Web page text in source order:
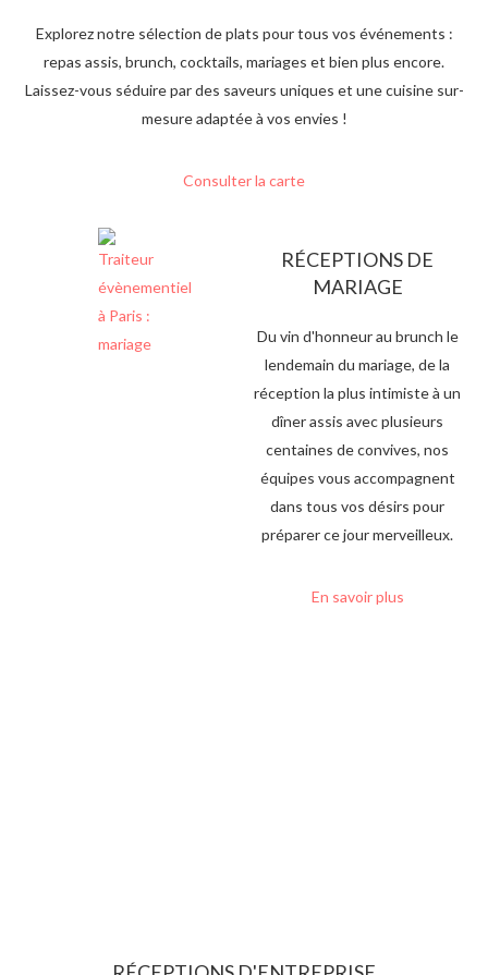
Explorez notre sélection de plats pour tous vos événements :
repas assis, brunch, cocktails, mariages et bien plus encore.
Laissez-vous séduire par des saveurs uniques et une cuisine sur-
mesure adaptée à vos envies !
Consulter la carte
RÉCEPTIONS DE
MARIAGE
Du vin d'honneur au brunch le
lendemain du mariage, de la
réception la plus intimiste à un
dîner assis avec plusieurs
centaines de convives, nos
équipes vous accompagnent
dans tous vos désirs pour
préparer ce jour merveilleux.
En savoir plus